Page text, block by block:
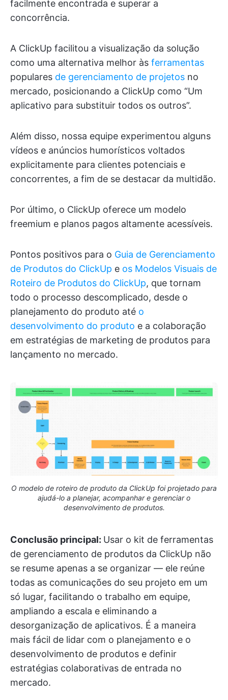
facilmente encontrada e superar a
concorrência.
A ClickUp facilitou a visualização da solução
como uma alternativa melhor às ferramentas
populares de gerenciamento de projetos no
mercado, posicionando a ClickUp como “Um
aplicativo para substituir todos os outros”.
Além disso, nossa equipe experimentou alguns
vídeos e anúncios humorísticos voltados
explicitamente para clientes potenciais e
concorrentes, a fim de se destacar da multidão.
Por último, o ClickUp oferece um modelo
freemium e planos pagos altamente acessíveis.
Pontos positivos para o Guia de Gerenciamento
de Produtos do ClickUp e os Modelos Visuais de
Roteiro de Produtos do ClickUp, que tornam
todo o processo descomplicado, desde o
planejamento do produto até o
desenvolvimento do produto e a colaboração
em estratégias de marketing de produtos para
lançamento no mercado.
O modelo de roteiro de produto da ClickUp foi projetado para
ajudá-lo a planejar, acompanhar e gerenciar o
desenvolvimento de produtos.
Conclusão principal: Usar o kit de ferramentas
de gerenciamento de produtos da ClickUp não
se resume apenas a se organizar — ele reúne
todas as comunicações do seu projeto em um
só lugar, facilitando o trabalho em equipe,
ampliando a escala e eliminando a
desorganização de aplicativos. É a maneira
mais fácil de lidar com o planejamento e o
desenvolvimento de produtos e definir
estratégias colaborativas de entrada no
mercado.